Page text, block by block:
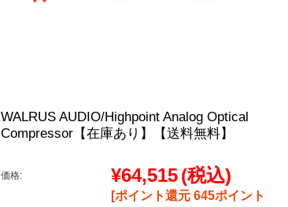
WALRUS AUDIO/Highpoint Analog Optical
Compressor【在庫あり】【送料無料】
価格: ¥64,515(税込)
[ポイント還元 645ポイント